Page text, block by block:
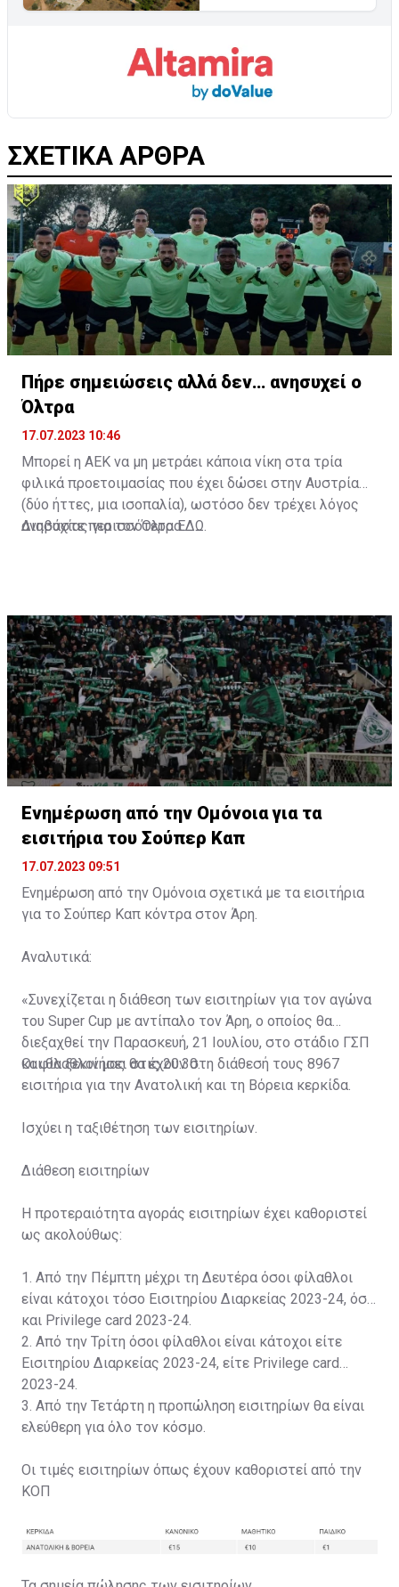
ΣΧΕΤΙΚΑ ΑΡΘΡΑ
Πήρε σημειώσεις αλλά δεν… ανησυχεί ο
Όλτρα
17.07.2023 10:46
Μπορεί η ΑΕΚ να μη μετράει κάποια νίκη στα τρία
φιλικά προετοιμασίας που έχει δώσει στην Αυστρία
(δύο ήττες, μια ισοπαλία), ωστόσο δεν τρέχει λόγος
ανησυχίας για τον Όλτρα.
Διαβάστε περισσότεραΕΔΩ.
Ενημέρωση από την Ομόνοια για τα
εισιτήρια του Σούπερ Καπ
17.07.2023 09:51
Ενημέρωση από την Ομόνοια σχετικά με τα εισιτήρια
για το Σούπερ Καπ κόντρα στον Άρη.
Αναλυτικά:
«Συνεχίζεται η διάθεση των εισιτηρίων για τον αγώνα
του Super Cup με αντίπαλο τον Άρη, ο οποίος θα
διεξαχθεί την Παρασκευή, 21 Ιουλίου, στο στάδιο ΓΣΠ
και θα ξεκινήσει στις 20:30.
Οι φίλαθλοί μας θα έχουν στη διάθεσή τους 8967
εισιτήρια για την Ανατολική και τη Βόρεια κερκίδα.
Ισχύει η ταξιθέτηση των εισιτηρίων.
Διάθεση εισιτηρίων
Η προτεραιότητα αγοράς εισιτηρίων έχει καθοριστεί
ως ακολούθως:
1. Από την Πέμπτη μέχρι τη Δευτέρα όσοι φίλαθλοι
είναι κάτοχοι τόσο Εισιτηρίου Διαρκείας 2023-24, όσο
και Privilege card 2023-24.
2. Από την Τρίτη όσοι φίλαθλοι είναι κάτοχοι είτε
Εισιτηρίου Διαρκείας 2023-24, είτε Privilege card
2023-24.
3. Από την Τετάρτη η προπώληση εισιτηρίων θα είναι
ελεύθερη για όλο τον κόσμο.
Οι τιμές εισιτηρίων όπως έχουν καθοριστεί από την
ΚΟΠ